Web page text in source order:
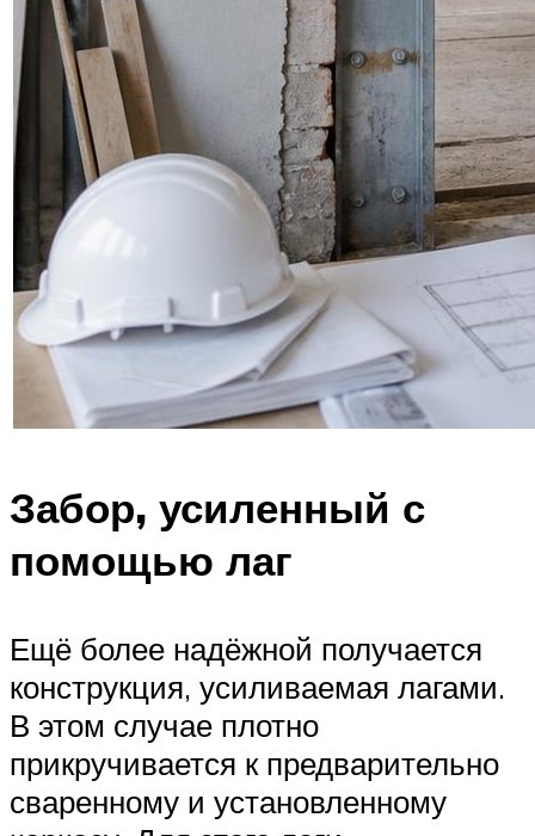
Забор, усиленный с
помощью лаг
Ещё более надёжной получается
конструкция, усиливаемая лагами.
В этом случае плотно
прикручивается к предварительно
сваренному и установленному